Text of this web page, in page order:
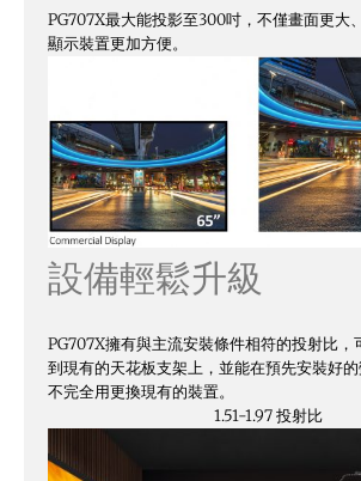
PG707X最大能投影至300吋，不僅畫面更大
顯示裝置更加方便。
設備輕鬆升級
PG707X擁有與主流安裝條件相符的投射比，
到現有的天花板支架上，並能在預先安裝好的
不完全用更換現有的裝置。
1.51-1.97 投射比